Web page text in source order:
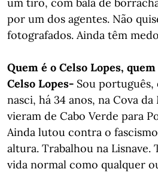
por um dos agentes. Não
fotografados. Ainda têm
Quem é o Celso Lopes,
Celso Lopes- Sou português,
nasci, há 34 anos, na Cova
vieram de Cabo Verde para
Ainda lutou contra o
altura. Trabalhou na Lisnave.
vida normal como qualquer